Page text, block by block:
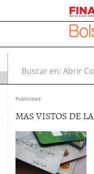
Buscar en:
Publicidad
MAS VISTOS DE